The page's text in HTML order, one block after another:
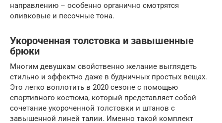
направлению – особенно органично смотрятся
оливковые и песочные тона.
Укороченная толстовка и завышенные
брюки
Многим девушкам свойственно желание выглядеть
стильно и эффектно даже в будничных простых вещах.
Это легко воплотить в 2020 сезоне с помощью
спортивного костюма, который представляет собой
сочетание укороченной толстовки и штанов с
завышенной линей талии. Именно такой комплект